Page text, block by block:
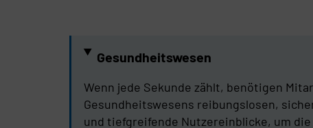
Gesundheitswesen
Wenn jede Sekunde zählt, benötigen
Gesundheitswesens reibungslosen,
und tiefgreifende Nutzereinblicke, um